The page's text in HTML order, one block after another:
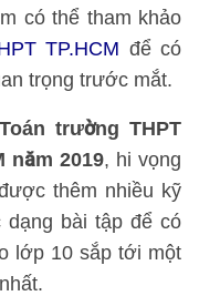
có thể tham khảo
TP.HCM để có
trọng trước mắt.
trường THPT
năm 2019, hi vọng
thêm nhiều kỹ
dạng bài tập để có
lớp 10 sắp tới một